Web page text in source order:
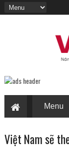
Việt Nam sẽ